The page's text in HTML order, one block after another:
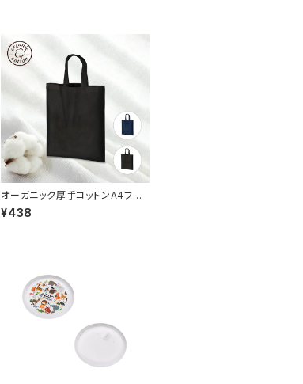
オーガニック厚手コットンA4フラッ
トバッグ MG
¥438